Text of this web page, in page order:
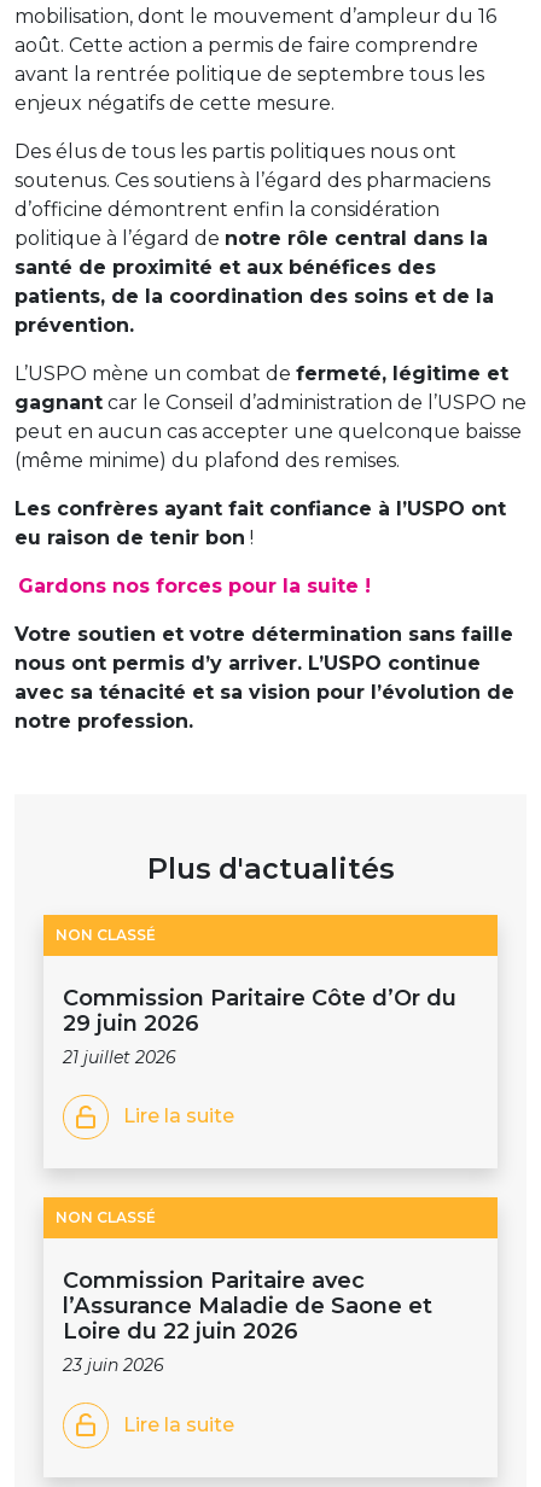
mobilisation, dont le mouvement d’ampleur du 16
août. Cette action a permis de faire comprendre
avant la rentrée politique de septembre tous les
enjeux négatifs de cette mesure.
Des élus de tous les partis politiques nous ont
soutenus. Ces soutiens à l’égard des pharmaciens
d’officine démontrent enfin la considération
politique à l’égard de notre rôle central dans la
santé de proximité et aux bénéfices des
patients, de la coordination des soins et de la
prévention.
L’USPO mène un combat de fermeté, légitime et
gagnant car le Conseil d’administration de l’USPO ne
peut en aucun cas accepter une quelconque baisse
(même minime) du plafond des remises.
Les confrères ayant fait confiance à l’USPO ont
eu raison de tenir bon !
Gardons nos forces pour la suite !
Votre soutien et votre détermination sans faille
nous ont permis d’y arriver. L’USPO continue
avec sa ténacité et sa vision pour l’évolution de
notre profession.
Plus d'actualités
NON CLASSÉ
Commission Paritaire Côte d’Or du
29 juin 2026
21 juillet 2026
Lire la suite
NON CLASSÉ
Commission Paritaire avec
l’Assurance Maladie de Saone et
Loire du 22 juin 2026
23 juin 2026
Lire la suite